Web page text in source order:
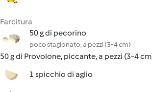
Farcitura
50 g di pecorino
poco stagionato, a pezzi (3-4 cm)
50 g di Provolone, piccante, a pezzi (3-4
1 spicchio di aglio